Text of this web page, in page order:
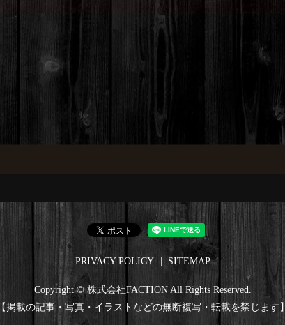
PRIVACY POLICY SITEMAP
Copyright © 株式会社FACTION All Rights Reserved.
【掲載の記事・写真・イラストなどの無断複写・転載を禁じます】